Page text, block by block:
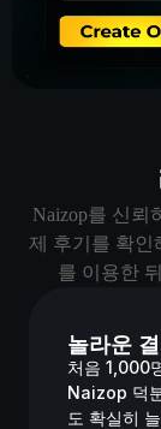
Naizop를 신뢰
제 후기를 확인
를 이용한
놀라운
처음 1,000
Naizop 덕
도 확실히